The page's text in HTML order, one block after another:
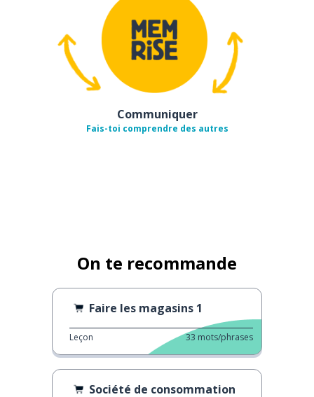
Communiquer
Fais-toi comprendre des autres
On te recommande
Faire les magasins 1
Leçon 33 mots/phrases
Société de consommation